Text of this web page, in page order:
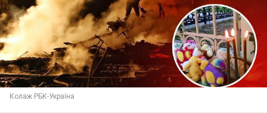
Колаж РБК-Україна